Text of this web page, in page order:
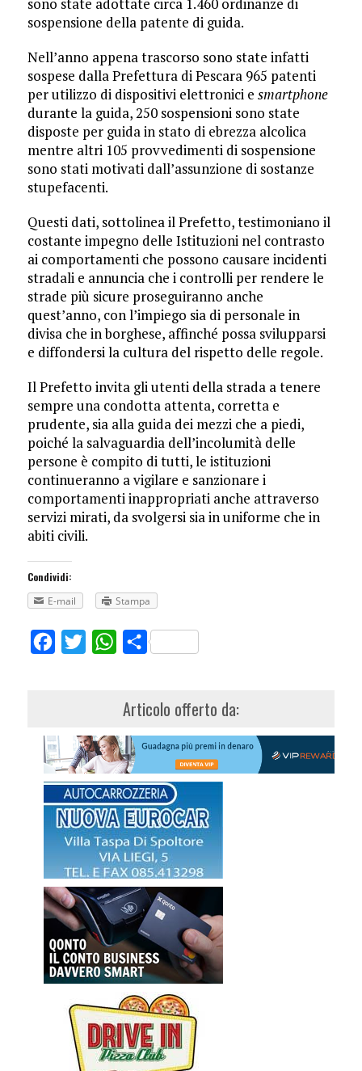
sono state adottate circa 1.460 ordinanze di
sospensione della patente di guida.
Nell’anno appena trascorso sono state infatti
sospese dalla Prefettura di Pescara 965 patenti
per utilizzo di dispositivi elettronici e smartphone
durante la guida, 250 sospensioni sono state
disposte per guida in stato di ebrezza alcolica
mentre altri 105 provvedimenti di sospensione
sono stati motivati dall’assunzione di sostanze
stupefacenti.
Questi dati, sottolinea il Prefetto, testimoniano il
costante impegno delle Istituzioni nel contrasto
ai comportamenti che possono causare incidenti
stradali e annuncia che i controlli per rendere le
strade più sicure proseguiranno anche
quest’anno, con l’impiego sia di personale in
divisa che in borghese, affinché possa svilupparsi
e diffondersi la cultura del rispetto delle regole.
Il Prefetto invita gli utenti della strada a tenere
sempre una condotta attenta, corretta e
prudente, sia alla guida dei mezzi che a piedi,
poiché la salvaguardia dell’incolumità delle
persone è compito di tutti, le istituzioni
continueranno a vigilare e sanzionare i
comportamenti inappropriati anche attraverso
servizi mirati, da svolgersi sia in uniforme che in
abiti civili.
Condividi:
E-mail
Stampa
FacebookTwitterWhatsApp
Share
Articolo offerto da: